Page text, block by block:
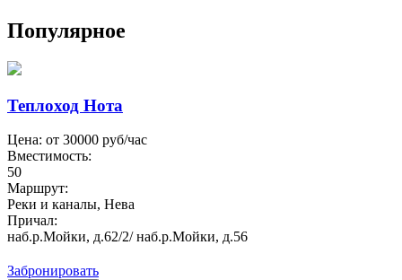
Популярное
Теплоход Нота
Цена: от 30000 руб/час
Вместимость:
50
Маршрут:
Реки и каналы, Нева
Причал:
наб.р.Мойки, д.62/2/ наб.р.Мойки, д.56
Забронировать